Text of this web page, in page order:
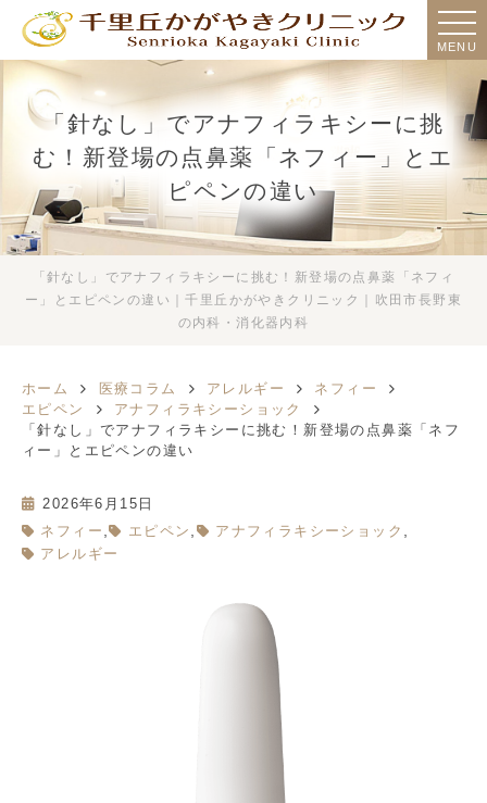
MENU
「針なし」でアナフィラキシーに挑
む！新登場の点鼻薬「ネフィー」とエ
ピペンの違い
「針なし」でアナフィラキシーに挑む！新登場の点鼻薬「ネフィ
ー」とエピペンの違い｜千里丘かがやきクリニック｜吹田市長野東
の内科・消化器内科
ホーム 医療コラム アレルギー
ネフィー
エピペン
アナフィラキシーショック
「針なし」でアナフィラキシーに挑む！新登場の点鼻薬「ネフ
ィー」とエピペンの違い
2026年6月15日
ネフィー , エピペン アナフィラキシーショック
アレルギー